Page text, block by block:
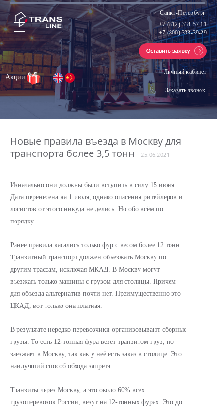
Санкт-Петербург
Заказать звонок
+7 (812) 318-57-11
+7 (800) 333-39-29
Личный кабинет
Акции
Новые правила въезда в Москву для
транспорта более 3,5 тонн
25.06.2021
Изначально они должны были вступить в силу 15 июня.
Дата перенесена на 1 июля, однако опасения ритейлеров и
логистов от этого никуда не делись. Но обо всём по
порядку.
Ранее правила касались только фур с весом более 12 тонн.
Транзитный транспорт должен объезжать Москву по
другим трассам, исключая МКАД. В Москву могут
въезжать только машины с грузом для столицы. Причем
для объезда альтернатив почти нет. Преимущественно это
ЦКАД, вот только она платная.
В результате нередко перевозчики организовывают сборные
грузы. То есть 12-тонная фура везет транзитом груз, но
заезжает в Москву, так как у неё есть заказ в столице. Это
наилучший способ обхода запрета.
Транзиты через Москву, а это около 60% всех
грузоперевозок России, везут на 12-тонных фурах. Это до